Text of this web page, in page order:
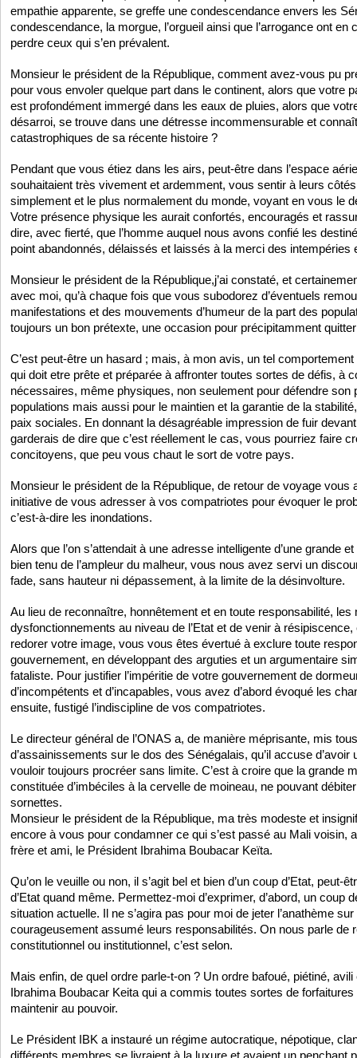
empathie apparente, se greffe une condescendance envers les
condescendance, la morgue, l’orgueil ainsi que l’arrogance ont en
perdre ceux qui s’en prévalent.
Monsieur le président de la République, comment avez-vous pu
pour vous envoler quelque part dans le continent, alors que votre
est profondément immergé dans les eaux de pluies, alors que
désarroi, se trouve dans une détresse incommensurable et
catastrophiques de sa récente histoire ?
Pendant que vous étiez dans les airs, peut-être dans l’espace
souhaitaient très vivement et ardemment, vous sentir à leurs
simplement et le plus normalement du monde, voyant en vous le
Votre présence physique les aurait confortés, encouragés et
dire, avec fierté, que l’homme auquel nous avons confié les
point abandonnés, délaissés et laissés à la merci des intempéries
Monsieur le président de la République,j’ai constaté, et
avec moi, qu’à chaque fois que vous subodorez d’éventuels
manifestations et des mouvements d’humeur de la part des
toujours un bon prétexte, une occasion pour précipitamment
C’est peut-être un hasard ; mais, à mon avis, un tel
qui doit etre prête et préparée à affronter toutes sortes de défis, à
nécessaires, même physiques, non seulement pour défendre son
populations mais aussi pour le maintien et la garantie de la
paix sociales. En donnant la désagréable impression de fuir
garderais de dire que c’est réellement le cas, vous pourriez faire
concitoyens, que peu vous chaut le sort de votre pays.
Monsieur le président de la République, de retour de voyage vous
initiative de vous adresser à vos compatriotes pour évoquer le
c’est-à-dire les inondations.
Alors que l’on s’attendait à une adresse intelligente d’une grande
bien tenu de l’ampleur du malheur, vous nous avez servi un
fade, sans hauteur ni dépassement, à la limite de la désinvolture.
Au lieu de reconnaître, honnêtement et en toute responsabilité,
dysfonctionnements au niveau de l’Etat et de venir à résipiscence,
redorer votre image, vous vous êtes évertué à exclure toute
gouvernement, en développant des arguties et un argumentaire
fataliste. Pour justifier l’impéritie de votre gouvernement de
d’incompétents et d’incapables, vous avez d’abord évoqué les
ensuite, fustigé l’indiscipline de vos compatriotes.
Le directeur général de l’ONAS a, de manière méprisante, mis
d’assainissements sur le dos des Sénégalais, qu’il accuse
vouloir toujours procréer sans limite. C’est à croire que la grande
constituée d’imbéciles à la cervelle de moineau, ne pouvant
sornettes.
Monsieur le président de la République, ma très modeste et
encore à vous pour condamner ce qui s’est passé au Mali voisin,
frère et ami, le Président Ibrahima Boubacar Keïta.
Qu’on le veuille ou non, il s’agit bel et bien d’un coup d’Etat, peut-
d’Etat quand même. Permettez-moi d’exprimer, d’abord, un coup
situation actuelle. Il ne s’agira pas pour moi de jeter l’anathème
courageusement assumé leurs responsabilités. On nous parle de
constitutionnel ou institutionnel, c’est selon.
Mais enfin, de quel ordre parle-t-on ? Un ordre bafoué, piétiné,
Ibrahima Boubacar Keita qui a commis toutes sortes de
maintenir au pouvoir.
Le Président IBK a instauré un régime autocratique, népotique,
différents membres se livraient à la luxure et avaient un penchant